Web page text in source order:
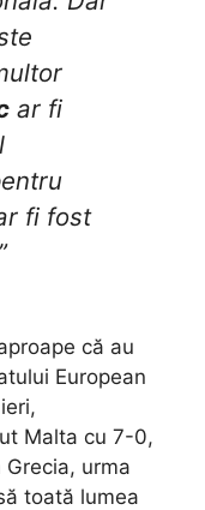
ar fi
fi fost
că au
European
Malta cu 7-0,
Grecia, urma
toată lumea